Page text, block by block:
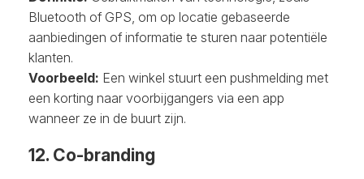
Bluetooth of GPS, om op locatie gebaseerde
aanbiedingen of informatie te sturen naar potentiële
klanten.
Voorbeeld: Een winkel stuurt een pushmelding met
een korting naar voorbijgangers via een app
wanneer ze in de buurt zijn.
12. Co-branding